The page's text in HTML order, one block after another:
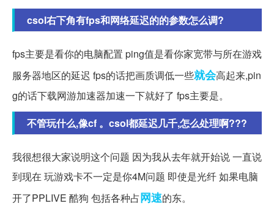
csol右下角有fps和网络延迟的的参数怎么调?
fps主要是看你的电脑配置 ping值是看你家宽带与所在游戏
服务器地区的延迟 fps的话把画质调低一些就会高起来,pin
g的话下载网游加速器加速一下就好了 fps主要是。
不管玩什么,像cf 。csol都延迟几千,怎么处理啊???
我很想很大家说明这个问题 因为我从去年就开始说 一直说
到现在 玩游戏卡不一定是你4M问题 即使是光纤 如果电脑
开了PPLIVE 酷狗 包括各种占网速的东。